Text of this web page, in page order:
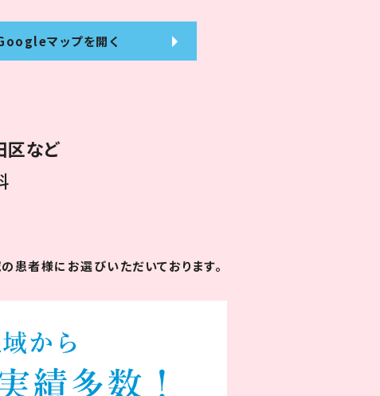
マップを開く
区など
患者様にお選びいただいております。